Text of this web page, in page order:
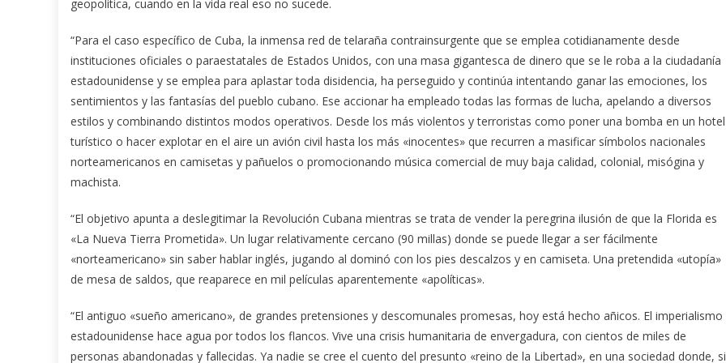
geopolítica, cuando en la vida real eso no sucede.
“Para el caso específico de Cuba, la inmensa red de telaraña contrainsurgente que se emplea cotidianamente desde
instituciones oficiales o paraestatales de Estados Unidos, con una masa gigantesca de dinero que se le roba a la ciudadanía
estadounidense y se emplea para aplastar toda disidencia, ha perseguido y continúa intentando ganar las emociones, los
sentimientos y las fantasías del pueblo cubano. Ese accionar ha empleado todas las formas de lucha, apelando a diversos
estilos y combinando distintos modos operativos. Desde los más violentos y terroristas como poner una bomba en un hotel
turístico o hacer explotar en el aire un avión civil hasta los más «inocentes» que recurren a masificar símbolos nacionales
norteamericanos en camisetas y pañuelos o promocionando música comercial de muy baja calidad, colonial, misógina y
machista.
“El objetivo apunta a deslegitimar la Revolución Cubana mientras se trata de vender la peregrina ilusión de que la Florida es
«La Nueva Tierra Prometida». Un lugar relativamente cercano (90 millas) donde se puede llegar a ser fácilmente
«norteamericano» sin saber hablar inglés, jugando al dominó con los pies descalzos y en camiseta. Una pretendida «utopía»
de mesa de saldos, que reaparece en mil películas aparentemente «apolíticas».
“El antiguo «sueño americano», de grandes pretensiones y descomunales promesas, hoy está hecho añicos. El imperialismo
estadounidense hace agua por todos los flancos. Vive una crisis humanitaria de envergadura, con cientos de miles de
personas abandonadas y fallecidas. Ya nadie se cree el cuento del presunto «reino de la Libertad», en una sociedad donde,